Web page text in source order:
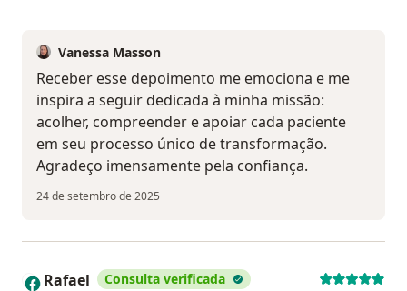
Vanessa Masson
Receber esse depoimento me emociona e me
inspira a seguir dedicada à minha missão:
acolher, compreender e apoiar cada paciente
em seu processo único de transformação.
Agradeço imensamente pela confiança.
24 de setembro de 2025
R Rafael Consulta verificada